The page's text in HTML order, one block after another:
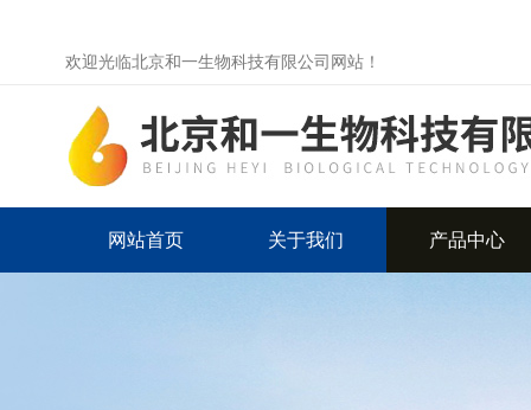
欢迎光临北京和一生物科技有限公司网站！
网站首页 关于我们 产品中心